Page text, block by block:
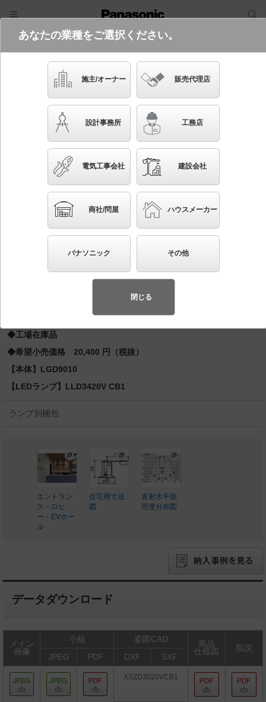
電気・建築設備（ビジネス）
フリーワード
品番・キーワード
かんたん照度計算
XSZD3020V CB1
天井埋込型 LED（温白色） ダウンライト 浅型9H・
高気密SB形・ビーム角24度・集光タイプ LEDコンパク
トランプ交換型・調光タイプ（ライコン別売）／埋込穴
φ75 110Vダイクール電球100形1灯器具相当
（先端技術や優れたデザイン性を持ち合わせ、快
◆工場在庫品
◆希望小売価格 20,400 円（税抜）
【本体】LGD9010
【LEDランプ】LLD3420V CB1
ランプ別梱包
エントラン
ス・ロビ
ー・EVホー
ル
住宅用寸法
図
直射水平面
照度分布図
データダウンロード
メイン
画像
小組 姿図CAD
商品
仕様図
取説
JPEG
PDF DXF SXF
XSZD3020VCB1
あなたの業種をご選択ください。
施主/オーナー 販売代理店
設計事務所 工務店
電気工事会社 建設会社
商社/問屋 ハウスメーカー
パナソニック その他
閉じる